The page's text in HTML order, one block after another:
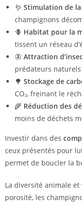
🪱 Stimulation de
champignons
🪻 Habitat pour la
tissent un réseau
🦋 Attraction
prédateurs
🌳 Stockage de
CO₂, freinant le
🌾 Réduction des
moins de déchets
Investir dans des
ceux présentés pour
permet de boucler la
La diversité animale
porosité, les